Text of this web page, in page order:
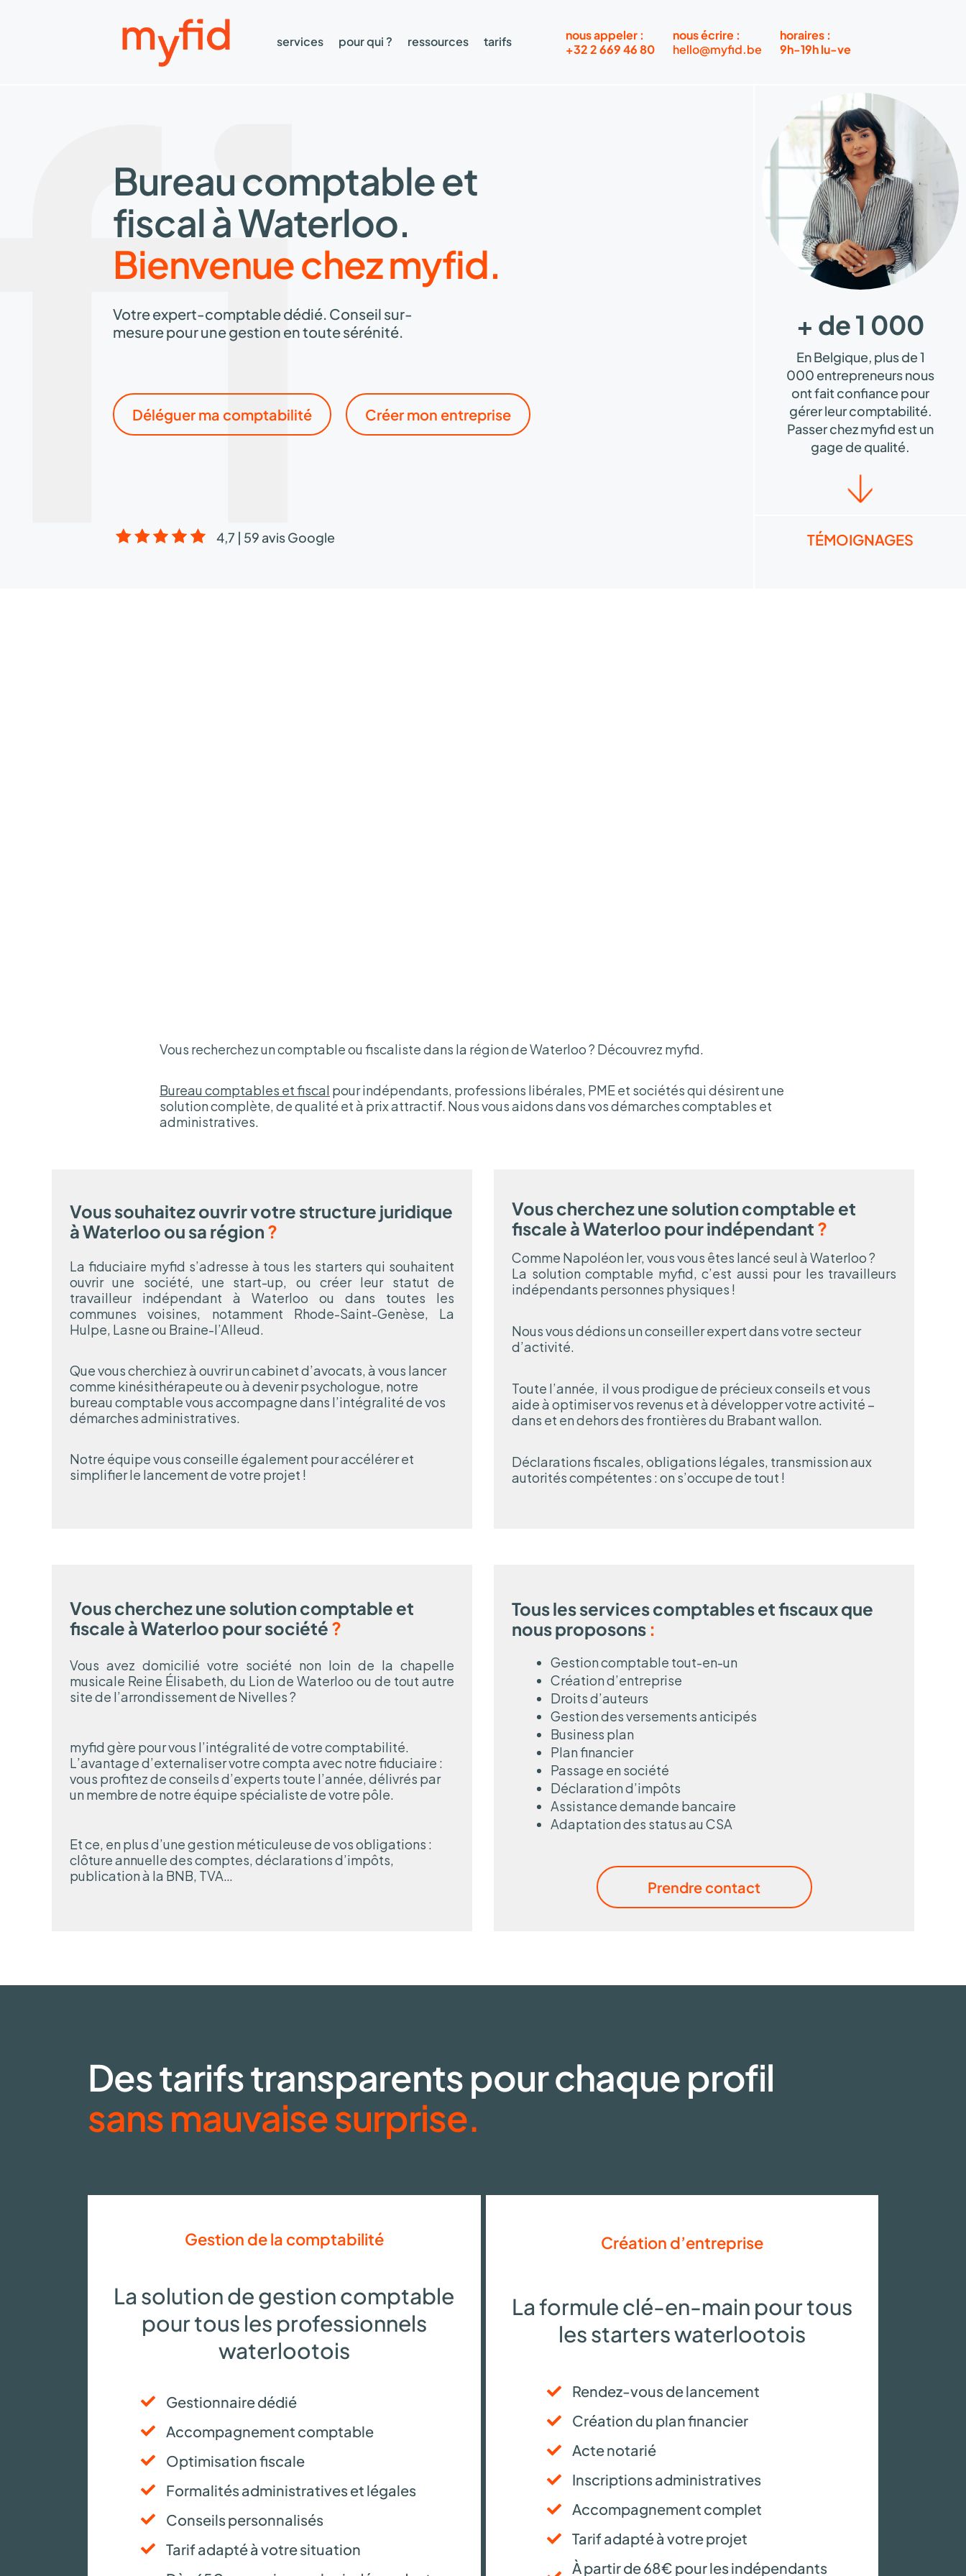
services pour qui ? ressources tarifs
nous appeler :
+32 2 669 46 80
nous écrire :
hello@myfid.be
horaires :
9h-19h lu-ve
Bureau comptable et
fiscal à Waterloo.
Bienvenue chez myfid.
Votre expert-comptable dédié. Conseil sur-
mesure pour une gestion en toute sérénité.
Déléguer ma comptabilité Créer mon entreprise
4,7 | 59 avis Google
+ de 1 000
En Belgique, plus de 1
000 entrepreneurs nous
ont fait confiance pour
gérer leur comptabilité.
Passer chez myfid est un
gage de qualité.
TÉMOIGNAGES
Vous recherchez un comptable ou fiscaliste dans la région de Waterloo ? Découvrez myfid.
Bureau comptables et fiscal pour indépendants, professions libérales, PME et sociétés qui désirent une
solution complète, de qualité et à prix attractif. Nous vous aidons dans vos démarches comptables et
administratives.
Vous souhaitez ouvrir votre structure juridique
à Waterloo ou sa région ?
La fiduciaire myfid s’adresse à tous les starters qui souhaitent
ouvrir une société, une start-up, ou créer leur statut de
travailleur indépendant à Waterloo ou dans toutes les
communes voisines, notamment Rhode-Saint-Genèse, La
Hulpe, Lasne ou Braine-l’Alleud.
Que vous cherchiez à ouvrir un cabinet d’avocats, à vous lancer
comme kinésithérapeute ou à devenir psychologue, notre
bureau comptable vous accompagne dans l’intégralité de vos
démarches administratives.
Notre équipe vous conseille également pour accélérer et
simplifier le lancement de votre projet !
Vous cherchez une solution comptable et
fiscale à Waterloo pour indépendant ?
Comme Napoléon Ier, vous vous êtes lancé seul à Waterloo ?
La solution comptable myfid, c’est aussi pour les travailleurs
indépendants personnes physiques !
Nous vous dédions un conseiller expert dans votre secteur
d’activité.
Toute l’année, il vous prodigue de précieux conseils et vous
aide à optimiser vos revenus et à développer votre activité –
dans et en dehors des frontières du Brabant wallon.
Déclarations fiscales, obligations légales, transmission aux
autorités compétentes : on s’occupe de tout !
Vous cherchez une solution comptable et
fiscale à Waterloo pour société ?
Vous avez domicilié votre société non loin de la chapelle
musicale Reine Élisabeth, du Lion de Waterloo ou de tout autre
site de l’arrondissement de Nivelles ?
myfid gère pour vous l’intégralité de votre comptabilité.
L’avantage d’externaliser votre compta avec notre fiduciaire :
vous profitez de conseils d’experts toute l’année, délivrés par
un membre de notre équipe spécialiste de votre pôle.
Et ce, en plus d’une gestion méticuleuse de vos obligations :
clôture annuelle des comptes, déclarations d’impôts,
publication à la BNB, TVA…
Tous les services comptables et fiscaux que
nous proposons :
Gestion comptable tout-en-un
Création d’entreprise
Droits d’auteurs
Gestion des versements anticipés
Business plan
Plan financier
Passage en société
Déclaration d’impôts
Assistance demande bancaire
Adaptation des status au CSA
Prendre contact
Des tarifs transparents pour chaque profil
sans mauvaise surprise.
Gestion de la comptabilité
La solution de gestion comptable
pour tous les professionnels
waterlootois
Gestionnaire dédié
Accompagnement comptable
Optimisation fiscale
Formalités administratives et légales
Conseils personnalisés
Tarif adapté à votre situation
Création d’entreprise
La formule clé-en-main pour tous
les starters waterlootois
Rendez-vous de lancement
Création du plan financier
Acte notarié
Inscriptions administratives
Accompagnement complet
Tarif adapté à votre projet
À partir de 68€ pour les indépendants